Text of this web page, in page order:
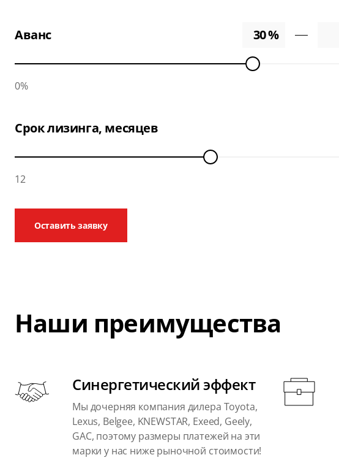
Аванс
0%
Срок лизинга, месяцев
12
Оставить заявку
Наши преимущества
Синергетический эффект
Мы дочерняя компания дилера Toyota,
Lexus, Belgee, KNEWSTAR, Exeed, Geely,
GAC, поэтому размеры платежей на эти
марки у нас ниже рыночной стоимости!